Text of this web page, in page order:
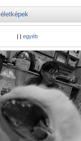
életképek
| | egyéb